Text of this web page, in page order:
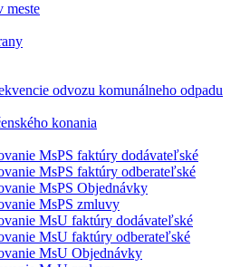
meste
odvozu komunálneho odpadu
konania
MsPS faktúry dodávateľské
MsPS faktúry odberateľské
MsPS Objednávky
MsPS zmluvy
MsU faktúry dodávateľské
MsU faktúry odberateľské
MsU Objednávky